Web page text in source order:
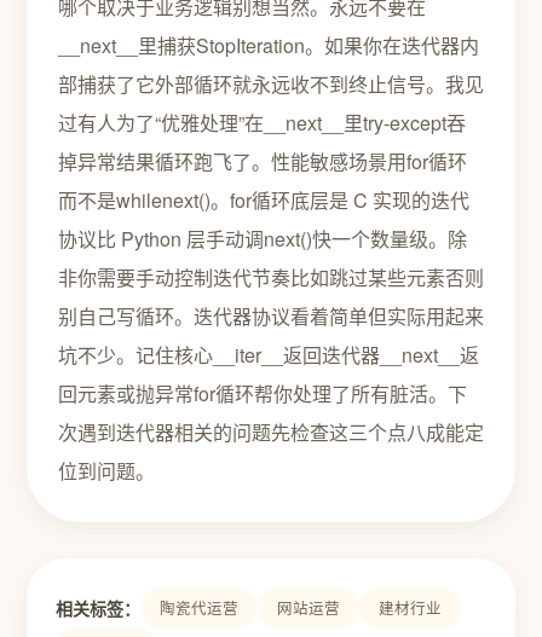
哪个取决于业务逻辑别想当然。永远不要在
__next__里捕获StopIteration。如果你在迭代器内
部捕获了它外部循环就永远收不到终止信号。我见
过有人为了“优雅处理”在__next__里try-except吞
掉异常结果循环跑飞了。性能敏感场景用for循环
而不是whilenext()。for循环底层是 C 实现的迭代
协议比 Python 层手动调next()快一个数量级。除
非你需要手动控制迭代节奏比如跳过某些元素否则
别自己写循环。迭代器协议看着简单但实际用起来
坑不少。记住核心__iter__返回迭代器__next__返
回元素或抛异常for循环帮你处理了所有脏活。下
次遇到迭代器相关的问题先检查这三个点八成能定
位到问题。
相关标签： 陶瓷代运营 网站运营
建材行业